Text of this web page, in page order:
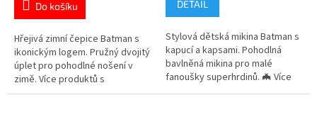
5,0
5
hvězdiček.
Do košíku
Hřejivá zimní čepice Batman s
ikonickým logem. Pružný dvojitý
úplet pro pohodlné nošení v
zimě. Více produktů s
motivem 👉 BATMAN
5
hvězdiček.
DETAIL
Stylová dětská mikina Batman s
kapucí a kapsami. Pohodlná
bavlněná mikina pro malé
fanoušky superhrdinů. 🦇 Více
produktů s motivem 👉 BATMAN